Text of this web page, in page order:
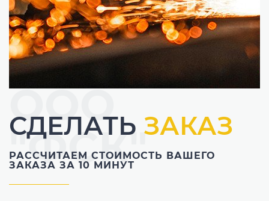
СДЕЛАТЬ ЗАКАЗ
ООО
"ФСК"
РАССЧИТАЕМ СТОИМОСТЬ ВАШЕГО
ЗАКАЗА ЗА 10 МИНУТ